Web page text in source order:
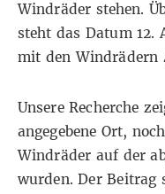
Windräder stehen.
steht das Datum 12.
mit den Windrädern
Unsere Recherche
angegebene Ort,
Windräder auf der
wurden. Der Beitrag